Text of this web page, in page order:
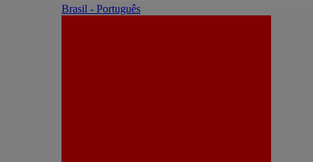
Brasil - Português